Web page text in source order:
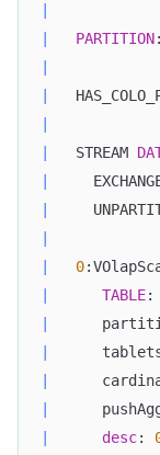
PARTITION
   STREAM
0
TABLE:
desc: